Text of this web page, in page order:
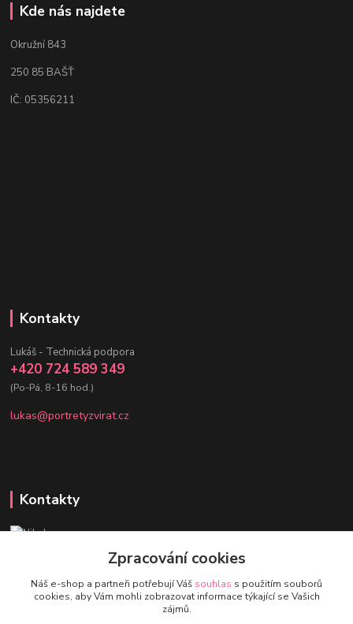
Kde nás najdete
Okružní 843
250 85 BAŠŤ
IČ: 05356211
Kontakty
Lukáš - Technická podpora
+420 724 589 349
(Po-Pá, 8-16 hod.)
lukas@portretyzvirat.cz
Kontakty
Nikol - Srdce Portrétů zvířat
+420 736 432 678
(Po-Pá, 8-16 hod.)
eshop@portretyzvirat.cz
Zpracování cookies
Náš e-shop a partneři potřebují Váš souhlas s použitím souborů
cookies, aby Vám mohli zobrazovat informace týkající se Vašich
zájmů.